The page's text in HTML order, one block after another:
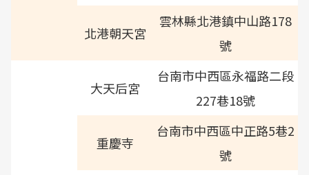
北港朝天宮
雲林縣北港鎮中山路178
號
大天后宮
台南市中西區永福路二段
227巷18號
重慶寺
台南市中西區中正路5巷2
號